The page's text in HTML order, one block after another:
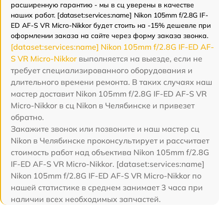
расширенную гарантию - мы в сц уверены в качестве
наших работ. [dataset:services:name] Nikon 105mm f/2.8G IF-
ED AF-S VR Micro-Nikkor будет стоить на -15% дешевле при
оформлении заказа на сайте через форму заказа звонка.
[dataset:services:name] Nikon 105mm f/2.8G IF-ED AF-
S VR Micro-Nikkor выполняется на выезде, если не
требует специализированного оборудования и
длительного времени ремонта. В таких случаях наш
мастер доставит Nikon 105mm f/2.8G IF-ED AF-S VR
Micro-Nikkor в сц Nikon в Челябинске и привезет
обратно.
Закажите звонок или позвоните и наш мастер сц
Nikon в Челябинске проконсультирует и рассчитает
стоимость работ над объектива Nikon 105mm f/2.8G
IF-ED AF-S VR Micro-Nikkor. [dataset:services:name]
Nikon 105mm f/2.8G IF-ED AF-S VR Micro-Nikkor по
нашей статистике в среднем занимает 3 часа при
наличии всех необходимых запчастей.